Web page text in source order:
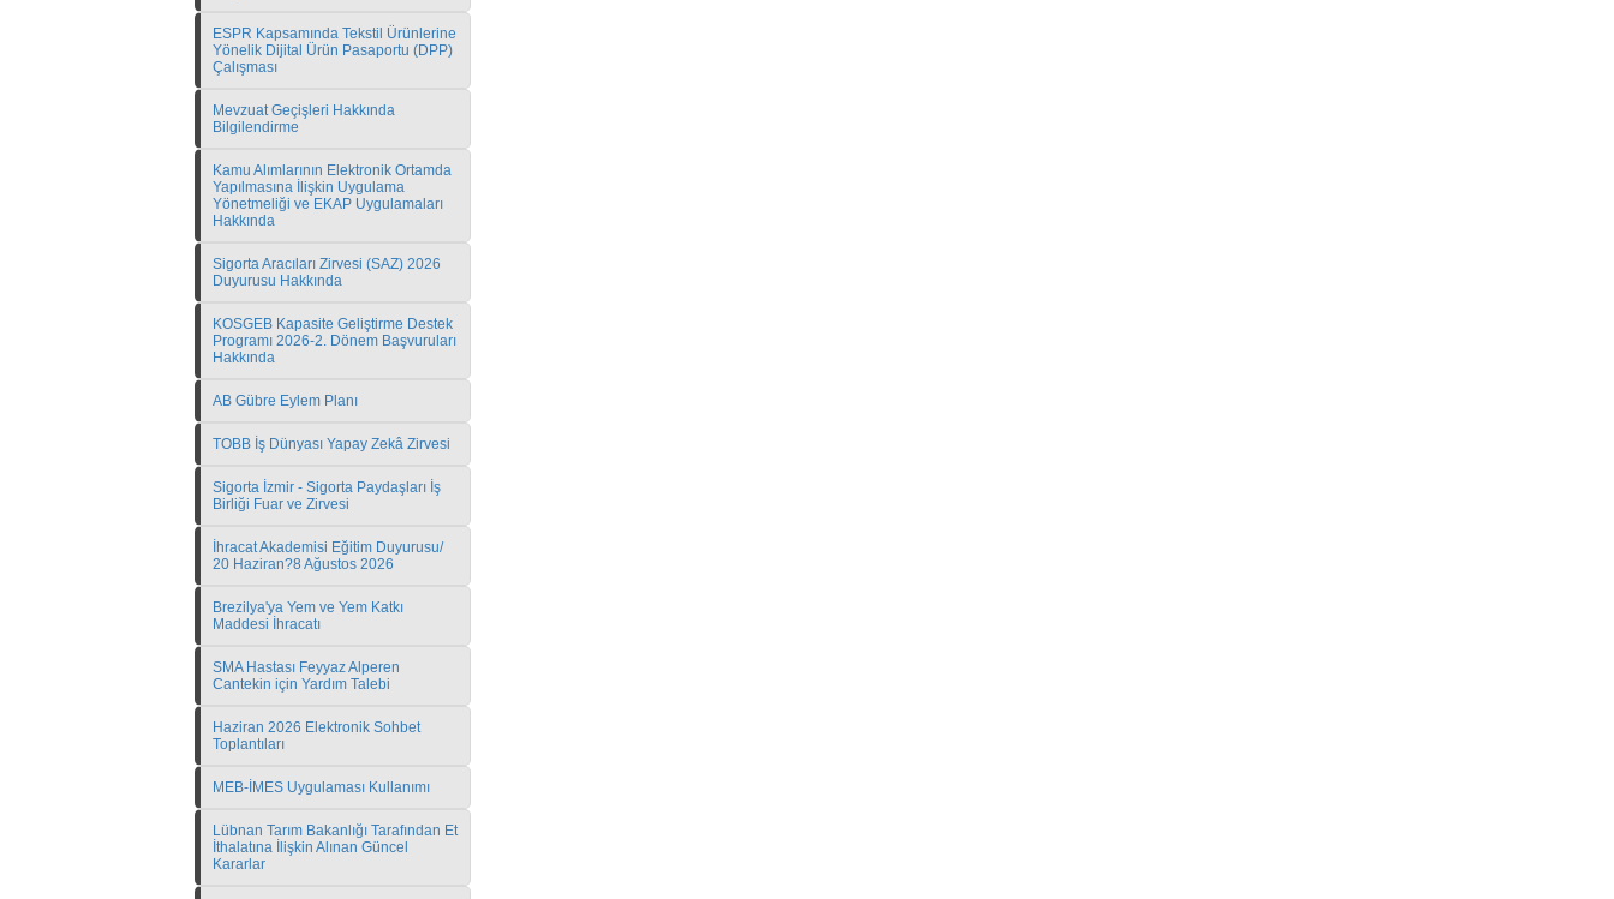
ESPR Kapsamında Tekstil Ürünlerine
Yönelik Dijital Ürün Pasaportu (DPP)
Çalışması
Mevzuat Geçişleri Hakkında
Bilgilendirme
Kamu Alımlarının Elektronik Ortamda
Yapılmasına İlişkin Uygulama
Yönetmeliği ve EKAP Uygulamaları
Hakkında
Sigorta Aracıları Zirvesi (SAZ) 2026
Duyurusu Hakkında
KOSGEB Kapasite Geliştirme Destek
Programı 2026-2. Dönem Başvuruları
Hakkında
AB Gübre Eylem Planı
TOBB İş Dünyası Yapay Zekâ Zirvesi
Sigorta İzmir - Sigorta Paydaşları İş
Birliği Fuar ve Zirvesi
İhracat Akademisi Eğitim Duyurusu/
20 Haziran?8 Ağustos 2026
Brezilya'ya Yem ve Yem Katkı
Maddesi İhracatı
SMA Hastası Feyyaz Alperen
Cantekin için Yardım Talebi
Haziran 2026 Elektronik Sohbet
Toplantıları
MEB-İMES Uygulaması Kullanımı
Lübnan Tarım Bakanlığı Tarafından Et
İthalatına İlişkin Alınan Güncel
Kararlar